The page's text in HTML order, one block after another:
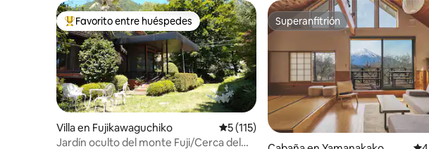
Favorito entre huéspedes preferido
Favorito entre huéspedes
Villa en Fujikawaguchiko Calificación promedio: 5 de 5, 115 reseñas
5 (115)
Jardín oculto del monte Fuji/Cerca del
Superanfitrión
Superanfitrión